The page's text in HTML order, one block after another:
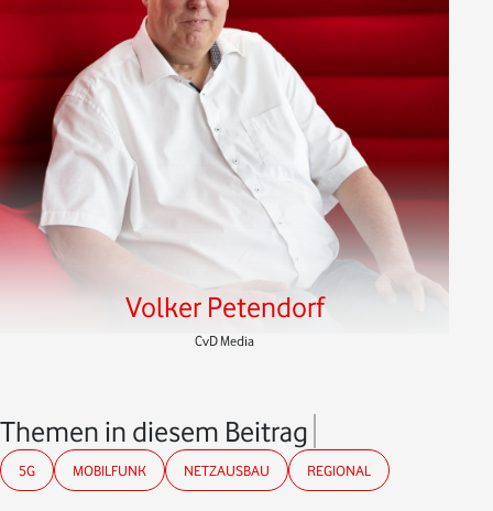
Volker Petendorf
CvD Media
Themen in diesem Beitrag
5G MOBILFUNK NETZAUSBAU REGIONAL